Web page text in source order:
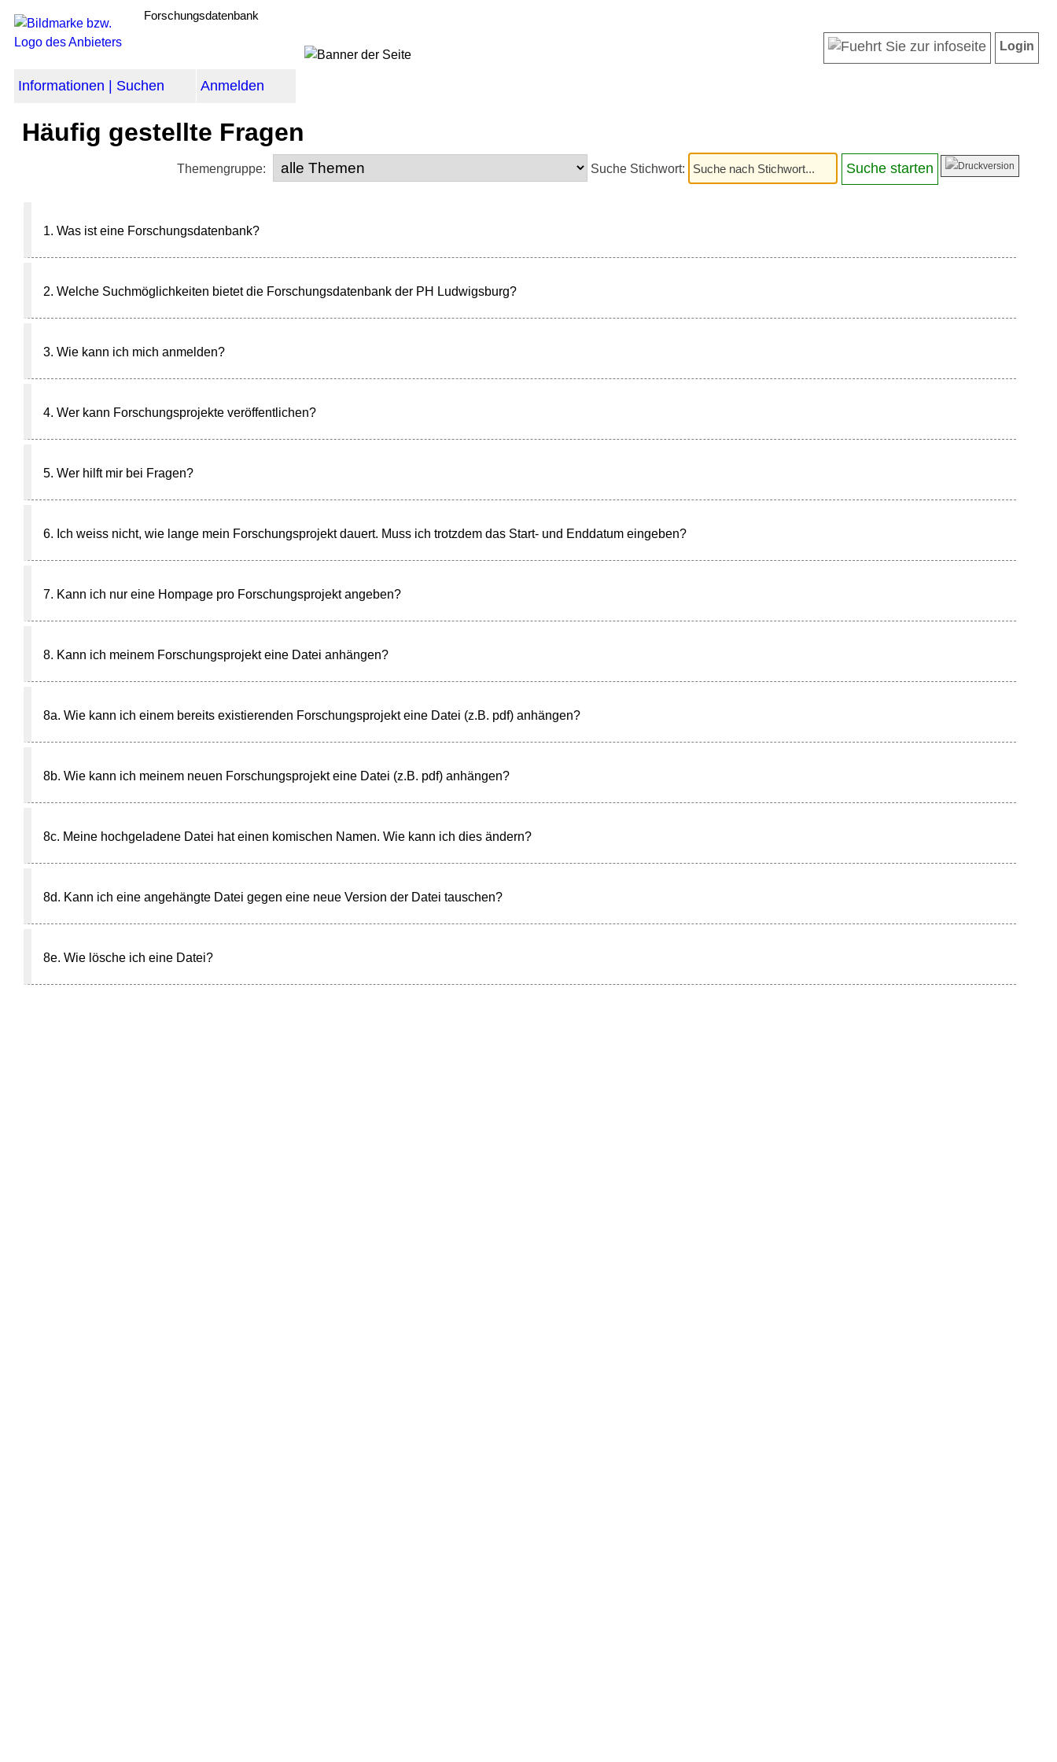
Forschungsdatenbank
Informationen | Suchen Anmelden
Login
Häufig gestellte Fragen
Themengruppe: Suche Stichwort:
1. Was ist eine Forschungsdatenbank?
2. Welche Suchmöglichkeiten bietet die Forschungsdatenbank der PH Ludwigsburg?
3. Wie kann ich mich anmelden?
4. Wer kann Forschungsprojekte veröffentlichen?
5. Wer hilft mir bei Fragen?
6. Ich weiss nicht, wie lange mein Forschungsprojekt dauert. Muss ich trotzdem das Start- und Enddatum eingeben?
7. Kann ich nur eine Hompage pro Forschungsprojekt angeben?
8. Kann ich meinem Forschungsprojekt eine Datei anhängen?
8a. Wie kann ich einem bereits existierenden Forschungsprojekt eine Datei (z.B. pdf) anhängen?
8b. Wie kann ich meinem neuen Forschungsprojekt eine Datei (z.B. pdf) anhängen?
8c. Meine hochgeladene Datei hat einen komischen Namen. Wie kann ich dies ändern?
8d. Kann ich eine angehängte Datei gegen eine neue Version der Datei tauschen?
8e. Wie lösche ich eine Datei?